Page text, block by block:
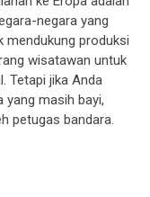
negara yang
mendukung produksi
wisatawan untuk
Tetapi jika Anda
yang masih bayi,
petugas bandara.